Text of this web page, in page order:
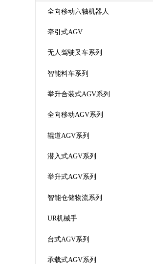
全向移动六轴机器人
牵引式AGV
无人驾驶叉车系列
智能料车系列
举升合装式AGV系列
全向移动AGV系列
辊道AGV系列
潜入式AGV系列
举升式AGV系列
智能仓储物流系列
UR机械手
台式AGV系列
承载式AGV系列